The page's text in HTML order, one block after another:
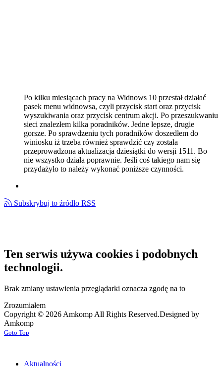
Po kilku miesiącach pracy na Widnows 10 przestał działać
pasek menu widnowsa, czyli przycisk start oraz przycisk
wyszukiwania oraz przycisk centrum akcji. Po przeszukwaniu
sieci znalezłem kilka poradników. Jedne lepsze, drugie
gorsze. Po sprawdzeniu tych poradników doszedłem do
winiosku iż trzeba również sprawdzić czy została
przeprowadzona aktualizacja dziesiątki do wersji 1511. Bo
nie wszystko działa poprawnie. Jeśli coś takiego nam się
przydażyło to należy wykonać poniższe czynności.
Subskrybuj to źródło RSS
Ten serwis używa cookies i podobnych
technologii.
Brak zmiany ustawienia przeglądarki oznacza zgodę na to
Zrozumiałem
Copyright © 2026 Amkomp All Rights Reserved.Designed by
Amkomp
Goto Top
Aktualności